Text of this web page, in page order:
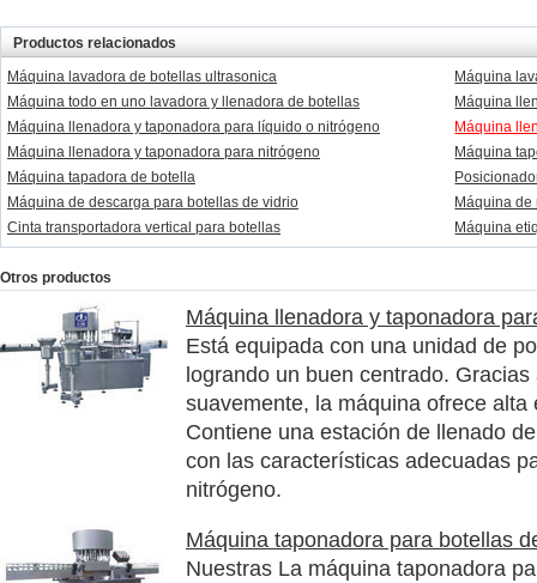
Productos relacionados
Máquina lavadora de botellas ultrasonica
Máquina
Máquina todo en uno lavadora y llenadora de botellas
Máquina
Máquina llenadora y taponadora para líquido o nitrógeno
Máquina
Máquina llenadora y taponadora para nitrógeno
Máquina
Máquina tapadora de botella
Máquina de descarga para botellas de vidrio
Máquina de
Cinta transportadora vertical para botellas
Máquina
Otros productos
Máquina llenadora y taponadora
Está equipada con una unidad de
logrando un buen centrado.
suavemente, la máquina ofrece alta
Contiene una estación de llenado
con las características adecuadas
nitrógeno.
Máquina taponadora para botellas
Nuestras La máquina taponadora